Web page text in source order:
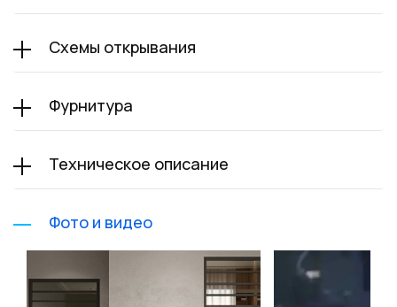
Схемы открывания
Фурнитура
Техническое описание
Фото и видео